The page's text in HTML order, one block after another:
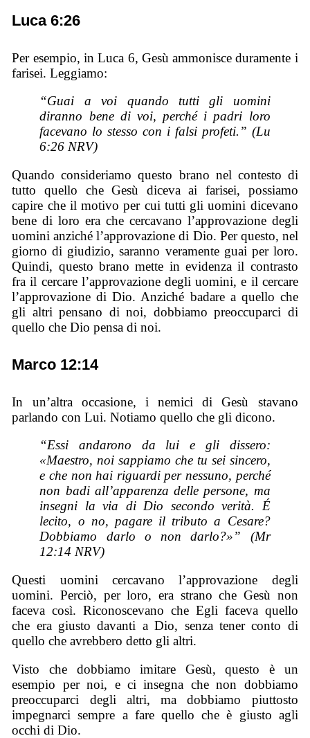
Luca 6:26
Per esempio, in Luca 6, Gesù ammonisce duramente i
farisei. Leggiamo:
“Guai a voi quando tutti gli uomini
diranno bene di voi, perché i padri loro
facevano lo stesso con i falsi profeti.” (Lu
6:26 NRV)
Quando consideriamo questo brano nel contesto di
tutto quello che Gesù diceva ai farisei, possiamo
capire che il motivo per cui tutti gli uomini dicevano
bene di loro era che cercavano l’approvazione degli
uomini anziché l’approvazione di Dio. Per questo, nel
giorno di giudizio, saranno veramente guai per loro.
Quindi, questo brano mette in evidenza il contrasto
fra il cercare l’approvazione degli uomini, e il cercare
l’approvazione di Dio. Anziché badare a quello che
gli altri pensano di noi, dobbiamo preoccuparci di
quello che Dio pensa di noi.
Marco 12:14
In un’altra occasione, i nemici di Gesù stavano
parlando con Lui. Notiamo quello che gli dicono.
“Essi andarono da lui e gli dissero:
«Maestro, noi sappiamo che tu sei sincero,
e che non hai riguardi per nessuno, perché
non badi all’apparenza delle persone, ma
insegni la via di Dio secondo verità. É
lecito, o no, pagare il tributo a Cesare?
Dobbiamo darlo o non darlo?»” (Mr
12:14 NRV)
Questi uomini cercavano l’approvazione degli
uomini. Perciò, per loro, era strano che Gesù non
faceva così. Riconoscevano che Egli faceva quello
che era giusto davanti a Dio, senza tener conto di
quello che avrebbero detto gli altri.
Visto che dobbiamo imitare Gesù, questo è un
esempio per noi, e ci insegna che non dobbiamo
preoccuparci degli altri, ma dobbiamo piuttosto
impegnarci sempre a fare quello che è giusto agli
occhi di Dio.